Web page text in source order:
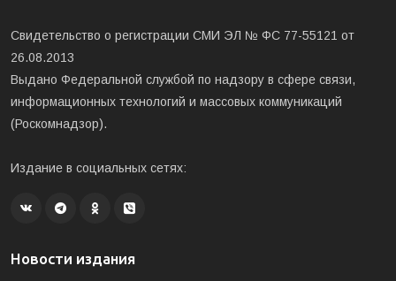
Свидетельство о регистрации СМИ ЭЛ № ФС 77-55121 от
26.08.2013
Выдано Федеральной службой по надзору в сфере связи,
информационных технологий и массовых коммуникаций
(Роскомнадзор).
Издание в социальных сетях:
Новости издания